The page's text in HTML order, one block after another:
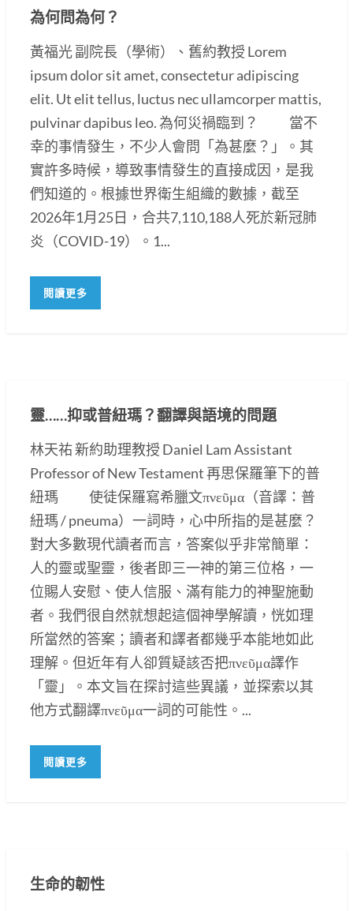
為何問為何？
黃福光 副院長（學術）、舊約教授 Lorem
ipsum dolor sit amet, consectetur adipiscing
elit. Ut elit tellus, luctus nec ullamcorper mattis,
pulvinar dapibus leo. 為何災禍臨到？ 當不
幸的事情發生，不少人會問「為甚麼？」。其
實許多時候，導致事情發生的直接成因，是我
們知道的。根據世界衛生組織的數據，截至
2026年1月25日，合共7,110,188人死於新冠肺
炎（COVID-19）。1...
閱讀更多
靈……抑或普紐瑪？翻譯與語境的問題
林天祐 新約助理教授 Daniel Lam Assistant
Professor of New Testament 再思保羅筆下的普
紐瑪 使徒保羅寫希臘文πνεῦμα（音譯：普
紐瑪 / pneuma）一詞時，心中所指的是甚麼？
對大多數現代讀者而言，答案似乎非常簡單：
人的靈或聖靈，後者即三一神的第三位格，一
位賜人安慰、使人信服、滿有能力的神聖施動
者。我們很自然就想起這個神學解讀，恍如理
所當然的答案；讀者和譯者都幾乎本能地如此
理解。但近年有人卻質疑該否把πνεῦμα譯作
「靈」。本文旨在探討這些異議，並探索以其
他方式翻譯πνεῦμα一詞的可能性。...
閱讀更多
生命的韌性